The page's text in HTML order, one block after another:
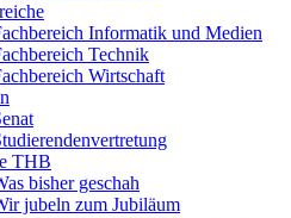
Informatik und Medien
Technik
Wirtschaft
THB
bisher geschah
jubeln zum Jubiläum